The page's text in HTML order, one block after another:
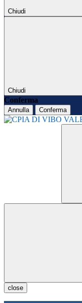
Chiudi
Chiudi
Conferma
Annulla Conferma
close